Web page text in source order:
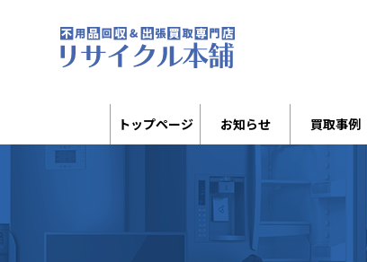
トップページ お知らせ 買取事例